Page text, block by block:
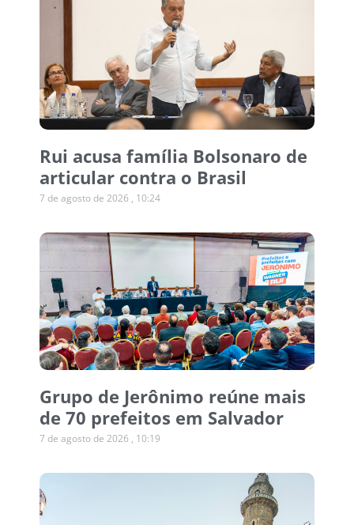
Rui acusa família Bolsonaro de
articular contra o Brasil
7 de agosto de 2026 10:24
Grupo de Jerônimo reúne mais
de 70 prefeitos em Salvador
7 de agosto de 2026 10:19